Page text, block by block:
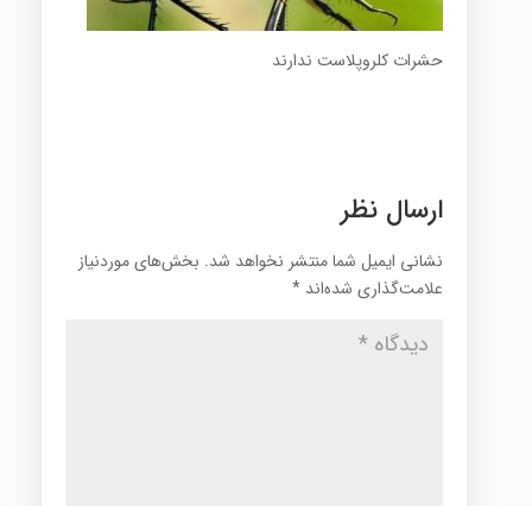
حشرات کلروپلاست ندارند
ارسال نظر
نشانی ایمیل شما منتشر نخواهد شد. بخش‌های موردنیاز
علامت‌گذاری شده‌اند *